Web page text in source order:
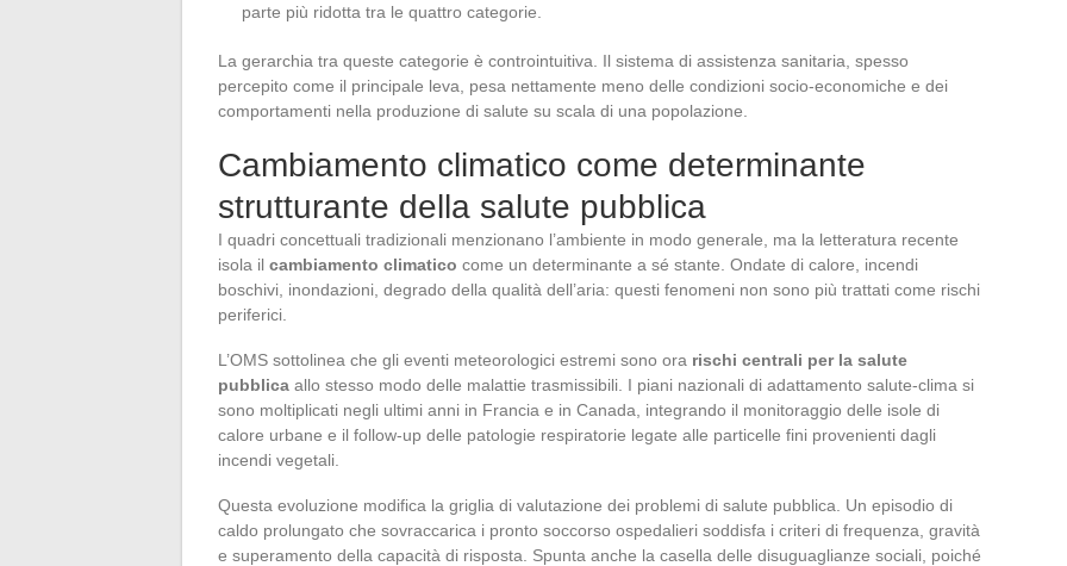
parte più ridotta tra le quattro categorie.
La gerarchia tra queste categorie è controintuitiva. Il sistema di assistenza sanitaria, spesso
percepito come il principale leva, pesa nettamente meno delle condizioni socio-economiche e dei
comportamenti nella produzione di salute su scala di una popolazione.
Cambiamento climatico come determinante
strutturante della salute pubblica
I quadri concettuali tradizionali menzionano l’ambiente in modo generale, ma la letteratura recente
isola il cambiamento climatico come un determinante a sé stante. Ondate di calore, incendi
boschivi, inondazioni, degrado della qualità dell’aria: questi fenomeni non sono più trattati come rischi
periferici.
L’OMS sottolinea che gli eventi meteorologici estremi sono ora rischi centrali per la salute
pubblica allo stesso modo delle malattie trasmissibili. I piani nazionali di adattamento salute-clima si
sono moltiplicati negli ultimi anni in Francia e in Canada, integrando il monitoraggio delle isole di
calore urbane e il follow-up delle patologie respiratorie legate alle particelle fini provenienti dagli
incendi vegetali.
Questa evoluzione modifica la griglia di valutazione dei problemi di salute pubblica. Un episodio di
caldo prolungato che sovraccarica i pronto soccorso ospedalieri soddisfa i criteri di frequenza, gravità
e superamento della capacità di risposta. Spunta anche la casella delle disuguaglianze sociali, poiché